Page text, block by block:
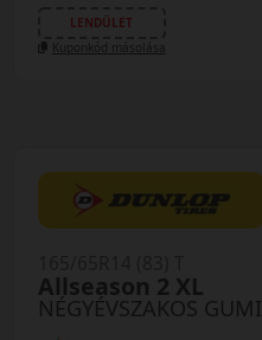
LENDÜLET
Kuponkód másolása
NÉGYÉVSZAKOS GUMI
Allseason 2 XL